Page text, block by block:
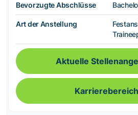
Bevorzugte Abschlüsse
Art der Anstellung
Aktuelle
Karrierebereich